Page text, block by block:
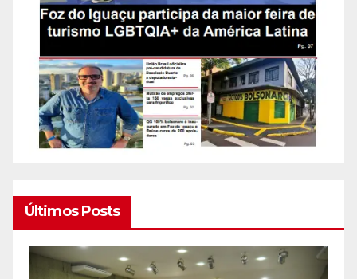
Últimos Posts